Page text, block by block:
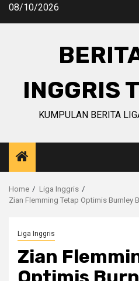
Skip08/10/2026
INGGRIS
KUMPULAN BERITA
Home
Liga Inggris
Zian Flemming Tetap Optimis Burnley
Liga Inggris
Zian